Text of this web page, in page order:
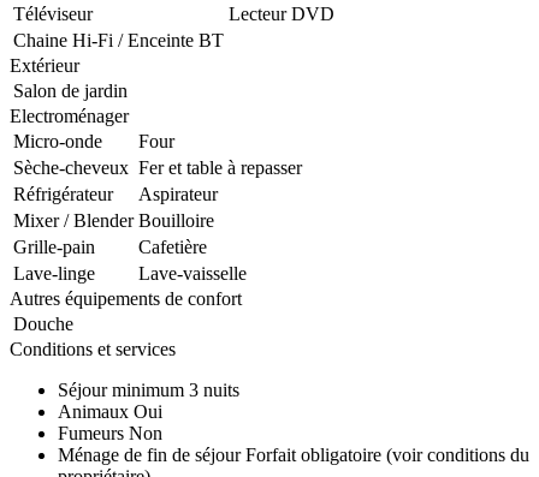
Téléviseur
Lecteur DVD
Chaine Hi-Fi / Enceinte BT
Extérieur
Salon de jardin
Electroménager
Micro-onde
Four
Sèche-cheveux Fer et table à repasser
Réfrigérateur
Aspirateur
Mixer / Blender Bouilloire
Grille-pain
Cafetière
Lave-linge
Lave-vaisselle
Autres équipements de confort
Douche
Conditions et services
Séjour minimum 3 nuits
Animaux Oui
Fumeurs Non
Ménage de fin de séjour Forfait obligatoire (voir conditions du